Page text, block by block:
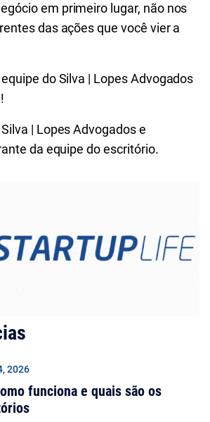
em primeiro lugar, não nos
das ações que você vier a
do Silva | Lopes Advogados
| Lopes Advogados e
da equipe do escritório.
2026
funciona e quais são os